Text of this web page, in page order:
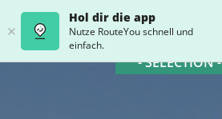
Hol dir die app
Nutze RouteYou schnell und
einfach.
- SELECTION -